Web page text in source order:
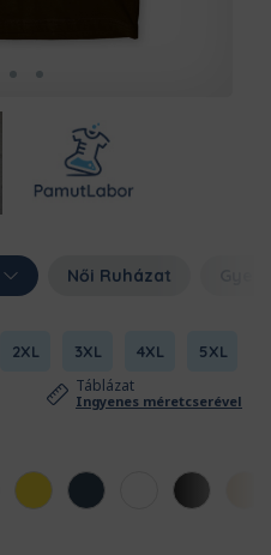
Női Ruházat
2XL 3XL 4XL 5XL
Táblázat
Ingyenes méretcserével